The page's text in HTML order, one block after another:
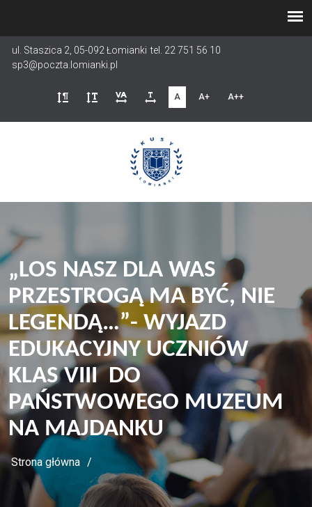
treści
ul. Staszica 2, 05-092 Łomianki tel. 22 751 56 10
sp3@poczta.lomianki.pl
A A+ A++
„LOS NASZ DLA WAS
PRZESTROGĄ MA BYĆ, NIE
LEGENDĄ…”- WYJAZD
EDUKACYJNY UCZNIÓW
KLAS VIII DO
PAŃSTWOWEGO MUZEUM
NA MAJDANKU
Strona główna